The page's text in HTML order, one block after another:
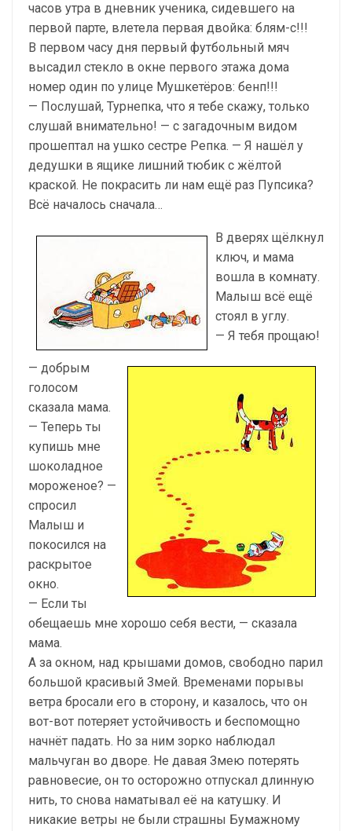
часов утра в дневник ученика, сидевшего на
первой парте, влетела первая двойка: блям-с!!!
В первом часу дня первый футбольный мяч
высадил стекло в окне первого этажа дома
номер один по улице Мушкетёров: бенп!!!
— Послушай, Турнепка, что я тебе скажу, только
слушай внимательно! — с загадочным видом
прошептал на ушко сестре Репка. — Я нашёл у
дедушки в ящике лишний тюбик с жёлтой
краской. Не покрасить ли нам ещё раз Пупсика?
Всё началось сначала…
В дверях щёлкнул
ключ, и мама
вошла в комнату.
Малыш всё ещё
стоял в углу.
— Я тебя прощаю!
— добрым
голосом
сказала мама.
— Теперь ты
купишь мне
шоколадное
мороженое? —
спросил
Малыш и
покосился на
раскрытое
окно.
— Если ты
обещаешь мне хорошо себя вести, — сказала
мама.
А за окном, над крышами домов, свободно парил
большой красивый Змей. Временами порывы
ветра бросали его в сторону, и казалось, что он
вот-вот потеряет устойчивость и беспомощно
начнёт падать. Но за ним зорко наблюдал
мальчуган во дворе. Не давая Змею потерять
равновесие, он то осторожно отпускал длинную
нить, то снова наматывал её на катушку. И
никакие ветры не были страшны Бумажному